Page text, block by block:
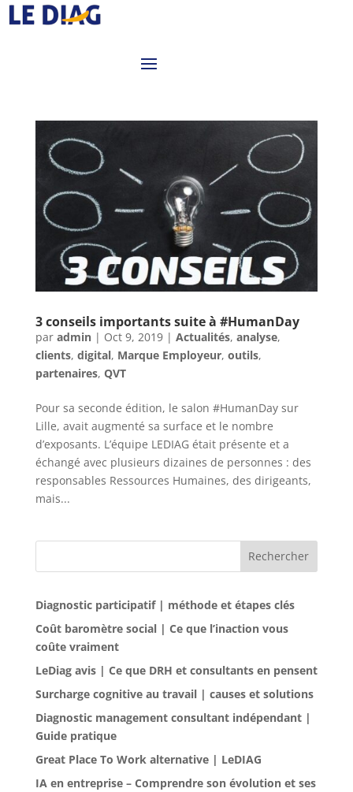
3 conseils importants suite à #HumanDay
par admin| Oct 9, 2019| Actualités, analyse,
clients, digital, Marque Employeur, outils,
partenaires, QVT
Pour sa seconde édition, le salon #HumanDay sur
Lille, avait augmenté sa surface et le nombre
d’exposants. L’équipe LEDIAG était présente et a
échangé avec plusieurs dizaines de personnes : des
responsables Ressources Humaines, des dirigeants,
mais...
Rechercher
Diagnostic participatif | méthode et étapes clés
Coût baromètre social | Ce que l’inaction vous
coûte vraiment
LeDiag avis | Ce que DRH et consultants en pensent
Surcharge cognitive au travail | causes et solutions
Diagnostic management consultant indépendant |
Guide pratique
Great Place To Work alternative | LeDIAG
IA en entreprise – Comprendre son évolution et ses